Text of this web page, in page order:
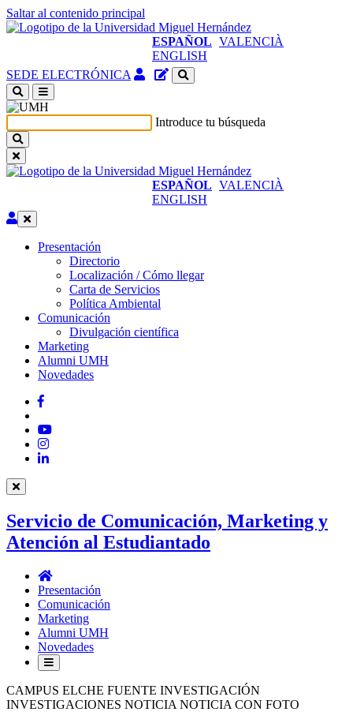
Saltar al contenido principal
ESPAÑOL VALENCIÀ
ENGLISH
SEDE ELECTRÓNICA Acceso
identificado
en
ventana
Gestor
del
sitio
Introduce tu búsqueda
ESPAÑOL VALENCIÀ
ENGLISH
Editar
Presentación
Presentación
Directorio
Localización / Cómo llegar
Carta de Servicios
Política Ambiental
Comunicación
Comunicación
Divulgación científica
Marketing
Alumni UMH
Novedades
Facebook
YouTube
Instagram
LinkedIn
Servicio de Comunicación, Marketing y
Atención al Estudiantado
Servicio
de
Comunicación,
Marketing
y
Atención
al
Estudiantado
Presentación
Comunicación
Marketing
Alumni UMH
Novedades
CAMPUS ELCHE FUENTE INVESTIGACIÓN
INVESTIGACIONES NOTICIA NOTICIA CON FOTO